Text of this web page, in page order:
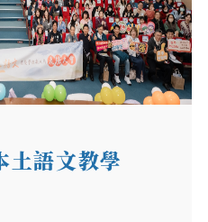
土語文教學